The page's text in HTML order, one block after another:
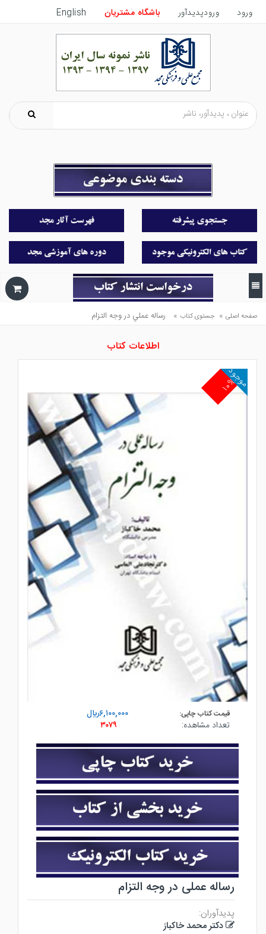
ورود ورودپدیدآور باشگاه مشتریان English
صفحه اصلی » جستوی کتاب » رساله عملي در وجه التزام
اطلاعات کتاب
۱۰%
موجود
قیمت کتاب چاپی:
۶,۱۰۰,۰۰۰ريال
تعداد مشاهده:
۳۰۷۹
رساله عملی در وجه التزام
پدیدآوران:
دکتر محمد خاکباز